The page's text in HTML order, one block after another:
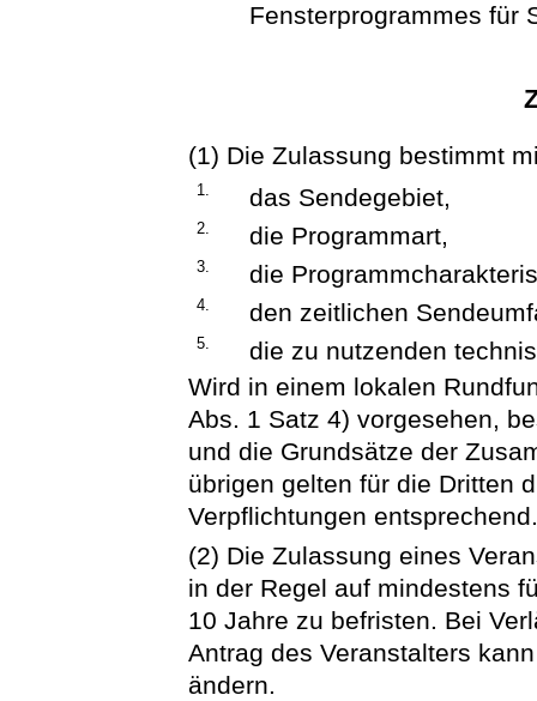
Fensterprogrammes für
(1) Die Zulassung bestimmt
1. das Sendegebiet,
2. die Programmart,
3. die
4. den zeitlichen
5.
die zu nutzenden
Wird in einem lokalen
Abs. 1 Satz 4) vorgesehen,
und die Grundsätze der
übrigen gelten für die Dritten
Verpflichtungen
(2) Die Zulassung eines
in der Regel auf mindestens
10 Jahre zu befristen. Bei
Antrag des Veranstalters
ändern.